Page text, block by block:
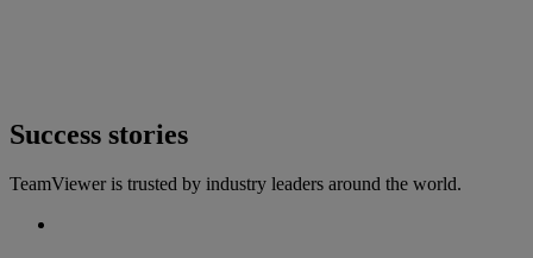
Success stories
TeamViewer is trusted by industry leaders around the world.